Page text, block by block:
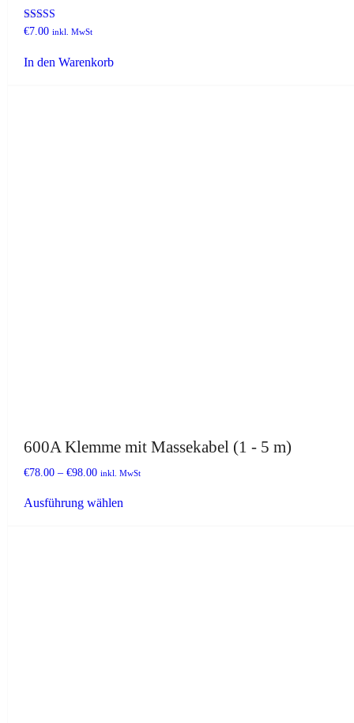
Bewertet mit
€7.00 inkl. MwSt
In den Warenkorb
600A Klemme mit Massekabel (1 - 5 m)
€78.00 – €98.00 inkl. MwSt
Ausführung wählenProdukt